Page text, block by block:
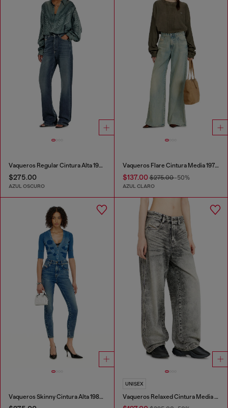
Vaqueros Regular Cintura Alta 1971 D-Sent
$275.00
AZUL OSCURO
Vaqueros Flare Cintura Media 1978 D-Akemi
$137.00$275.00-50%
AZUL CLARO
Vaqueros Skinny Cintura Alta 1984 Slandy-High
UNISEX
Vaqueros Relaxed Cintura Media 1997 D-Enim-M